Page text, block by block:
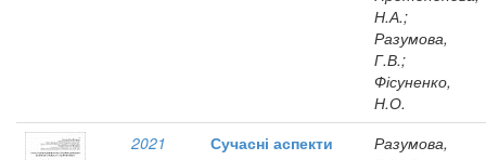
Н.А.;
Разумова,
Г.В.;
Фісуненко,
Н.О.
2021
Сучасні аспекти
Разумова,